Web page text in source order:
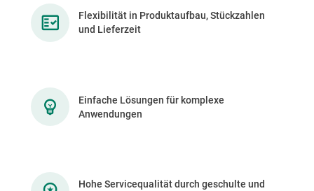
Flexibilität in Produktaufbau, Stückzahlen
und Lieferzeit
Einfache Lösungen für komplexe
Anwendungen
Hohe Servicequalität durch geschulte und